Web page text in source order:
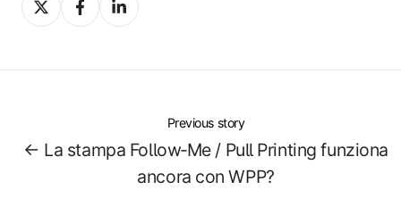
on
on
on
Previous story
← La stampa Follow‑Me / Pull Printing funziona
ancora con WPP?